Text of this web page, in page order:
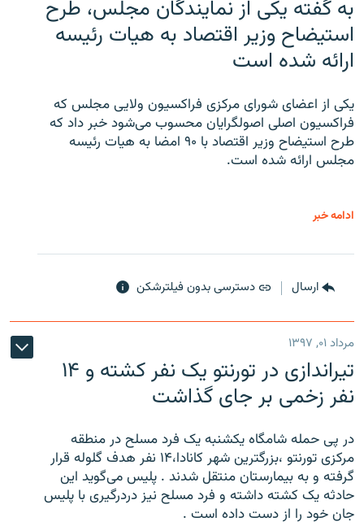
به گفته یکی از نمایندگان مجلس، طرح
استیضاح وزیر اقتصاد به هیات رئیسه
ارائه شده است
یکی از اعضای شورای مرکزی فراکسیون ولایی مجلس که
فراکسیون اصلی اصولگرایان محسوب می‌شود خبر داد که
طرح استیضاح وزیر اقتصاد با ۹۰ امضا به هیات رئیسه
مجلس ارائه شده است.
ادامه خبر
ارسال دسترسی بدون فیلترشکن
مرداد ۰۱, ۱۳۹۷
تیراندازی در تورنتو یک نفر کشته و ۱۴
نفر زخمی بر جای گذاشت
در پی حمله شامگاه یکشنبه یک فرد مسلح در منطقه
مرکزی تورنتو ،‌بزرگترین شهر کانادا،۱۴ نفر هدف گلوله قرار
گرفته و به بیمارستان منتقل شدند . پلیس می‌گوید این
حادثه یک کشته داشته و فرد مسلح نیز دردرگیری با پلیس
جان خود را از دست داده است .